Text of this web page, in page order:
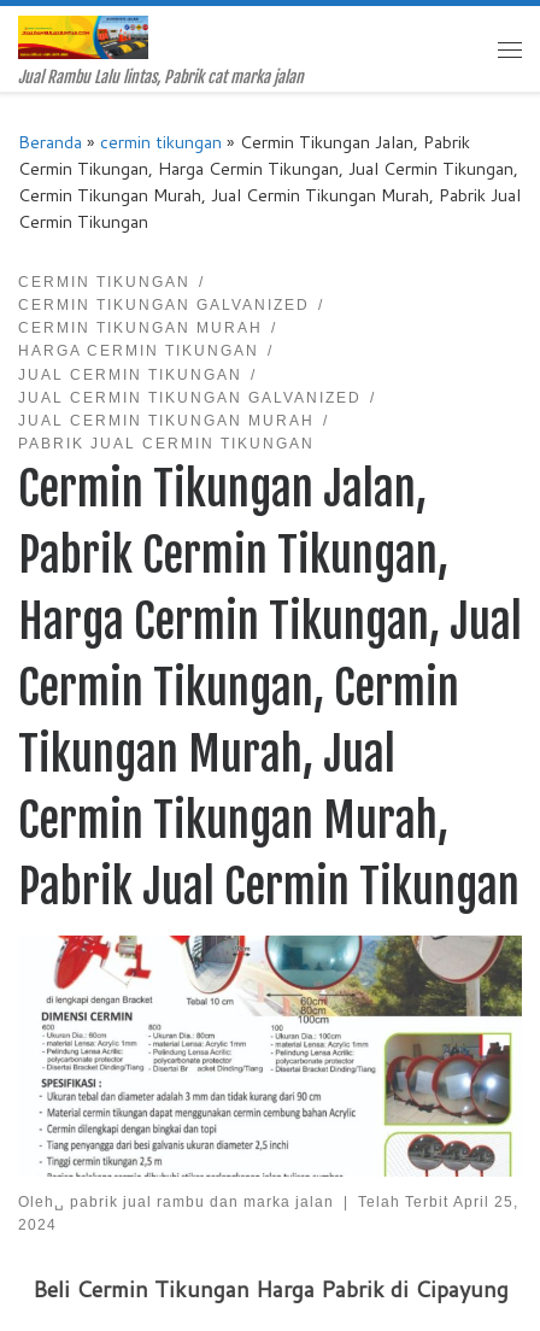
Skip to content
Jual Rambu Lalu lintas, Pabrik cat marka jalan
Beranda » cermin tikungan » Cermin Tikungan Jalan, Pabrik
Cermin Tikungan, Harga Cermin Tikungan, Jual Cermin Tikungan,
Cermin Tikungan Murah, Jual Cermin Tikungan Murah, Pabrik Jual
Cermin Tikungan
CERMIN TIKUNGAN
CERMIN TIKUNGAN GALVANIZED
CERMIN TIKUNGAN MURAH
HARGA CERMIN TIKUNGAN
JUAL CERMIN TIKUNGAN
JUAL CERMIN TIKUNGAN GALVANIZED
JUAL CERMIN TIKUNGAN MURAH
PABRIK JUAL CERMIN TIKUNGAN
Cermin Tikungan Jalan,
Pabrik Cermin Tikungan,
Harga Cermin Tikungan, Jual
Cermin Tikungan, Cermin
Tikungan Murah, Jual
Cermin Tikungan Murah,
Pabrik Jual Cermin Tikungan
Oleh␣ pabrik jual rambu dan marka jalan Telah Terbit April 25,
2024
Beli Cermin Tikungan Harga Pabrik di Cipayung